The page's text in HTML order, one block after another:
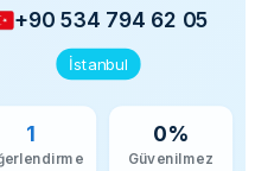
+90 534 794 62 05
İstanbul
1 0%
Güvenilmez